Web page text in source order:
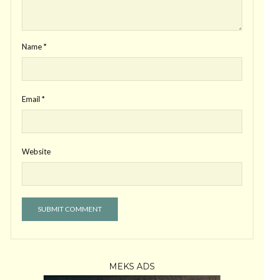
Name*
Email *
Website
MEKS ADS